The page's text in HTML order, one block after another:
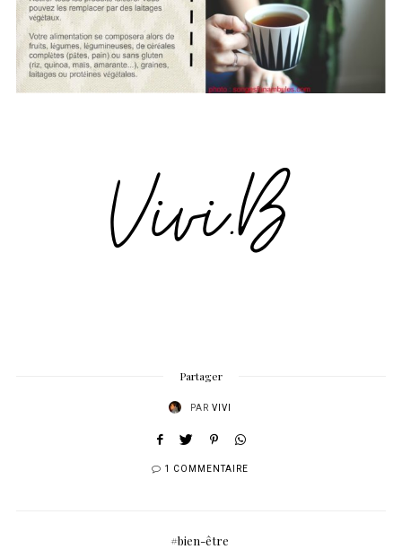
Partager
PAR VIVI
1 COMMENTAIRE
bien-être